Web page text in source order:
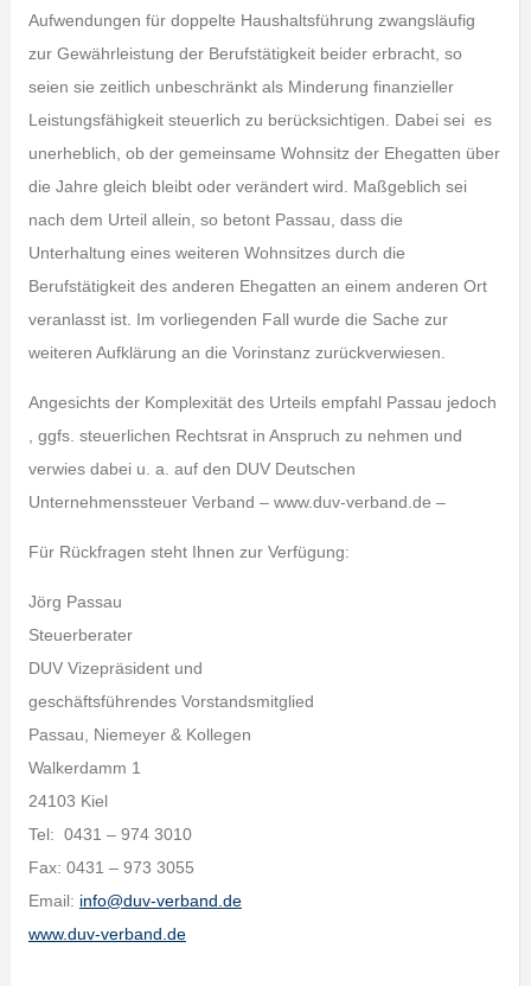
Aufwendungen für doppelte Haushaltsführung zwangsläufig
zur Gewährleistung der Berufstätigkeit beider erbracht, so
seien sie zeitlich unbeschränkt als Minderung finanzieller
Leistungsfähigkeit steuerlich zu berücksichtigen. Dabei sei es
unerheblich, ob der gemeinsame Wohnsitz der Ehegatten über
die Jahre gleich bleibt oder verändert wird. Maßgeblich sei
nach dem Urteil allein, so betont Passau, dass die
Unterhaltung eines weiteren Wohnsitzes durch die
Berufstätigkeit des anderen Ehegatten an einem anderen Ort
veranlasst ist. Im vorliegenden Fall wurde die Sache zur
weiteren Aufklärung an die Vorinstanz zurückverwiesen.
Angesichts der Komplexität des Urteils empfahl Passau jedoch
, ggfs. steuerlichen Rechtsrat in Anspruch zu nehmen und
verwies dabei u. a. auf den DUV Deutschen
Unternehmenssteuer Verband – www.duv-verband.de –
Für Rückfragen steht Ihnen zur Verfügung:
Jörg Passau
Steuerberater
DUV Vizepräsident und
geschäftsführendes Vorstandsmitglied
Passau, Niemeyer & Kollegen
Walkerdamm 1
24103 Kiel
Tel: 0431 – 974 3010
Fax: 0431 – 973 3055
Email: info@duv-verband.de
www.duv-verband.de